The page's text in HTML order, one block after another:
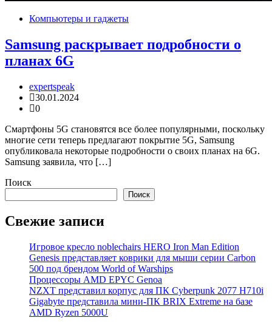
Компьютеры и гаджеты
Samsung раскрывает подробности о
планах 6G
expertspeak
30.01.2024
0
Смартфоны 5G становятся все более популярными, поскольку
многие сети теперь предлагают покрытие 5G, Samsung
опубликовала некоторые подробности о своих планах на 6G.
Samsung заявила, что […]
Поиск
Поиск
Свежие записи
Игровое кресло noblechairs HERO Iron Man Edition
Genesis представляет коврики для мыши серии Carbon
500 под брендом World of Warships
Процессоры AMD EPYC Genoa
NZXT представил корпус для ПК Cyberpunk 2077 H710i
Gigabyte представила мини-ПК BRIX Extreme на базе
AMD Ryzen 5000U